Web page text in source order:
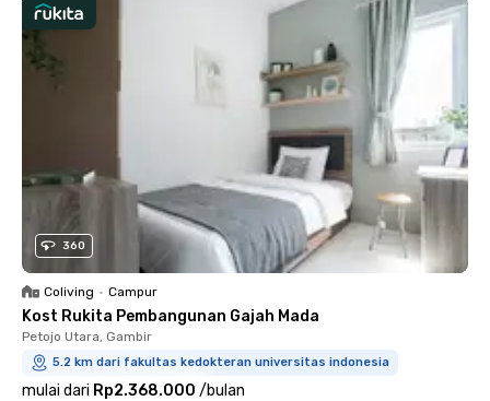
360
Coliving • Campur
Kost Rukita Pembangunan Gajah Mada
Petojo Utara, Gambir
5.2 km dari fakultas kedokteran universitas indonesia
mulai dari Rp2.368.000 /bulan